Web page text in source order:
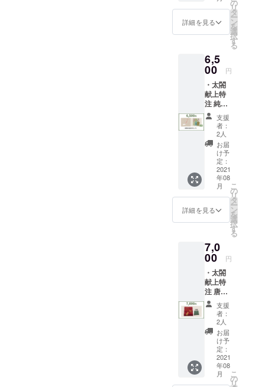
まちめ
ぐり
より文
様をセ
レクト)
・感
礼メー
ル ・ご
支援者
皆様の
お名前
を豊国
神社へ
献上品
と一緒
に奉納
(葉月
書・希
望者の
み） ・
聚楽第
まちめ
ぐり
詳細を見る
の
リ
タ
ー
ン
を
選
択
す
る
6,5
00 円
・太閤
献上特
注 純銀
細工瓢
箪オー
ナメン
ト(京錺
匠竹影
堂) (ス
トラッ
プ付) ・
唐紙文
庫 ハガ
キを1種
類(京か
らかみ
(絵柄は
当店の
セレク
ト) ・感
謝、お
礼メー
ル ・ご
支援者
皆様の
お名前
を豊国
神社へ
献上品
と一緒
に奉納
支援
者：
2人
お届
け予
定：
2021
年08
月
詳細を見る
こ
の
リ
タ
ー
ン
を
選
択
す
る
7,0
00 円
・太閤
献上特
注 唐紙
ウォー
ルパネ
ル(京か
らかみ
丸二) ・
感謝、
お礼
メール
・ご支
支援
者：
2人
お届
け予
定：
2021
年08
月
こ
の
リ